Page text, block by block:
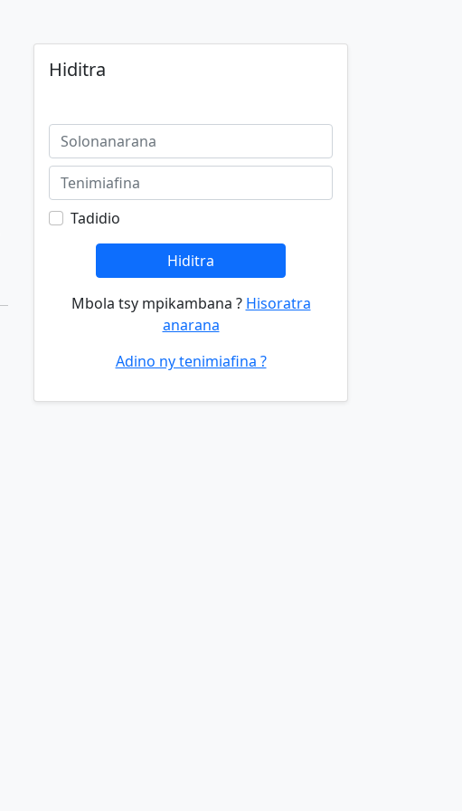
Hiditra
Tadidio
Hiditra
Mbola tsy mpikambana ? Hisoratra
anarana
Adino ny tenimiafina ?